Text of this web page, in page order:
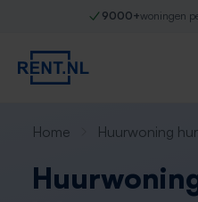
9000+woningen
Home Huurwoning